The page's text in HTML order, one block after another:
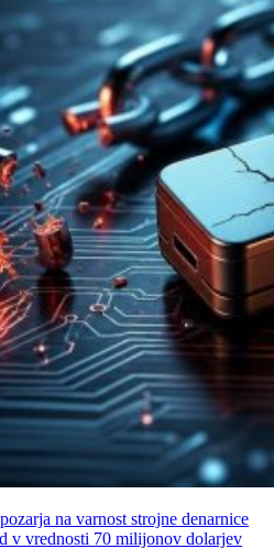
na varnost strojne denarnice
v vrednosti 70 milijonov dolarjev